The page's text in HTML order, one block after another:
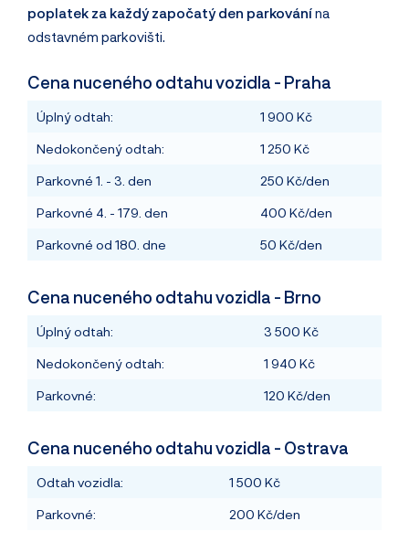
poplatek za každý započatý den parkovánína
odstavném parkovišti.
Cena nuceného odtahu vozidla - Praha
Úplný odtah: 1 900 Kč
Nedokončený odtah: 1 250 Kč
Parkovné 1. - 3. den 250 Kč/den
Parkovné 4. - 179. den 400 Kč/den
Parkovné od 180. dne 50 Kč/den
Cena nuceného odtahu vozidla - Brno
Úplný odtah: 3 500 Kč
Nedokončený odtah: 1 940 Kč
Parkovné: 120 Kč/den
Cena nuceného odtahu vozidla - Ostrava
Odtah vozidla: 1 500 Kč
Parkovné: 200 Kč/den